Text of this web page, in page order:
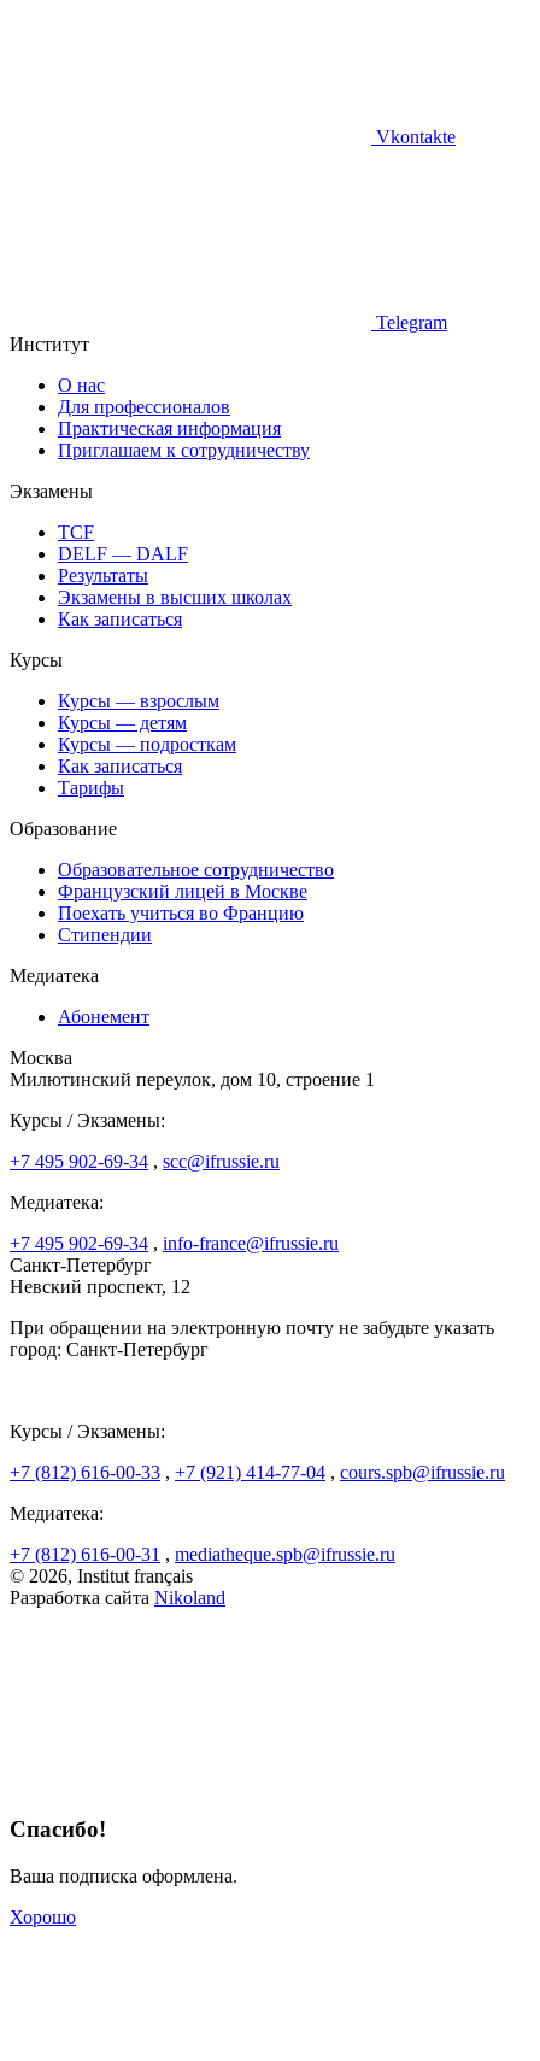
Vkontakte
Telegram
Институт
О нас
Для профессионалов
Практическая информация
Приглашаем к сотрудничеству
Экзамены
TCF
DELF — DALF
Результаты
Экзамены в высших школах
Как записаться
Курсы
Курсы — взрослым
Курсы — детям
Курсы — подросткам
Как записаться
Тарифы
Образование
Образовательное сотрудничество
Французский лицей в Москве
Поехать учиться во Францию
Стипендии
Медиатека
Абонемент
Москва
Милютинский переулок, дом 10, строение 1
Курсы / Экзамены:
+7 495 902-69-34 , scc@ifrussie.ru
Медиатека:
+7 495 902-69-34 , info-france@ifrussie.ru
Санкт-Петербург
Невский проспект, 12
При обращении на электронную почту не забудьте указать
город: Санкт-Петербург
Курсы / Экзамены:
+7 (812) 616-00-33 , +7 (921) 414-77-04 , cours.spb@ifrussie.ru
Медиатека:
+7 (812) 616-00-31 , mediatheque.spb@ifrussie.ru
© 2026, Institut français
Разработка сайта Nikoland
Спасибо!
Ваша подписка оформлена.
Хорошо